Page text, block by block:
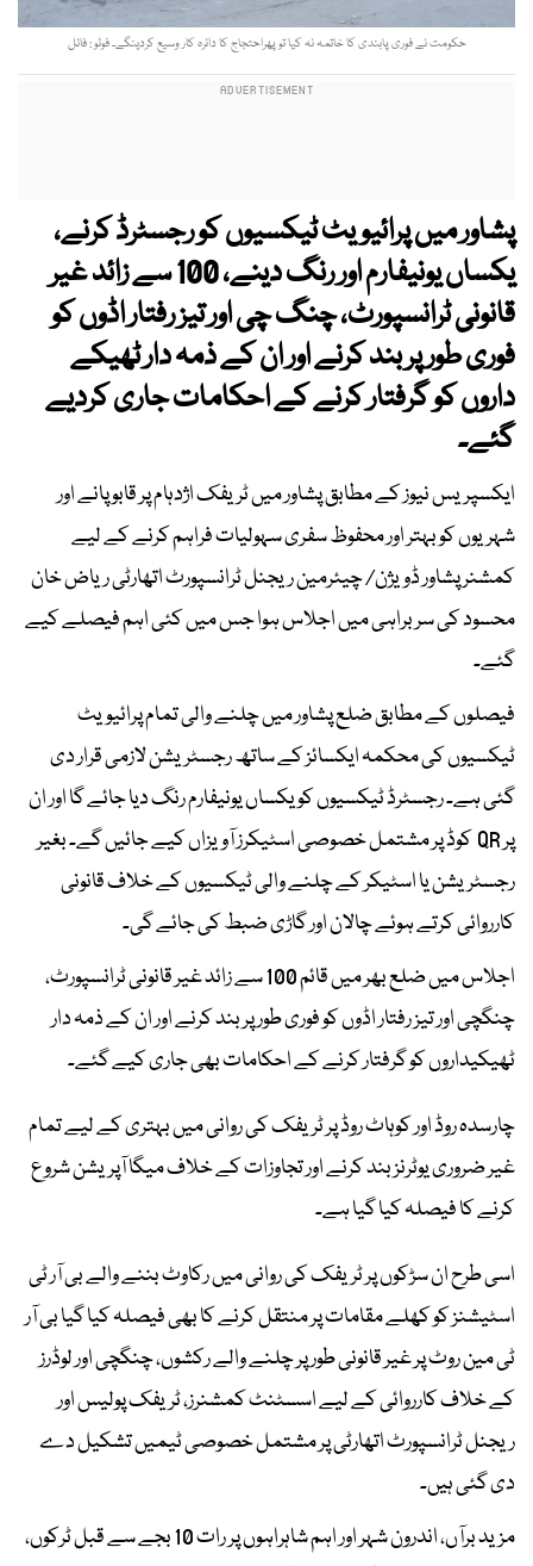
حکومت نے فوری پابندی کا خاتمہ نہ کیا تو پھراحتجاج کا دائرہ کار وسیع کردینگے۔ فوٹو : فائل
پشاور میں پرائیویٹ ٹیکسیوں کو رجسٹرڈ کرنے،
یکساں یونیفارم اور رنگ دینے، 100 سے زائد غیر
قانونی ٹرانسپورٹ، چنگ چی اور تیز رفتار اڈوں کو
فوری طور پر بند کرنے اور ان کے ذمہ دار ٹھیکے
داروں کو گرفتار کرنے کے احکامات جاری کردیے
گئے۔
ایکسپریس نیوز کے مطابق پشاور میں ٹریفک اژدہام پر قابو پانے اور
شہریوں کو بہتر اور محفوظ سفری سہولیات فراہم کرنے کے لیے
کمشنر پشاور ڈویژن/ چیئرمین ریجنل ٹرانسپورٹ اتھارٹی ریاض خان
محسود کی سربراہی میں اجلاس ہوا جس میں کئی اہم فیصلے کیے
گئے۔
فیصلوں کے مطابق ضلع پشاور میں چلنے والی تمام پرائیویٹ
ٹیکسیوں کی محکمہ ایکسائز کے ساتھ رجسٹریشن لازمی قرار دی
گئی ہے۔ رجسٹرڈ ٹیکسیوں کو یکساں یونیفارم رنگ دیا جائے گا اور ان
پر QR کوڈ پر مشتمل خصوصی اسٹیکرز آویزاں کیے جائیں گے۔ بغیر
رجسٹریشن یا اسٹیکر کے چلنے والی ٹیکسیوں کے خلاف قانونی
کارروائی کرتے ہوئے چالان اور گاڑی ضبط کی جائے گی۔
اجلاس میں ضلع بھر میں قائم 100 سے زائد غیر قانونی ٹرانسپورٹ،
چنگچی اور تیز رفتار اڈوں کو فوری طور پر بند کرنے اور ان کے ذمہ دار
ٹھیکیداروں کو گرفتار کرنے کے احکامات بھی جاری کیے گئے۔
چارسدہ روڈ اور کوہاٹ روڈ پر ٹریفک کی روانی میں بہتری کے لیے تمام
غیر ضروری یوٹرنز بند کرنے اور تجاوزات کے خلاف میگا آپریشن شروع
کرنے کا فیصلہ کیا گیا ہے۔
اسی طرح ان سڑکوں پر ٹریفک کی روانی میں رکاوٹ بننے والے بی آر ٹی
اسٹیشنز کو کھلے مقامات پر منتقل کرنے کا بھی فیصلہ کیا گیا بی آر
ٹی مین روٹ پر غیر قانونی طور پر چلنے والے رکشوں، چنگچی اور لوڈرز
کے خلاف کارروائی کے لیے اسسٹنٹ کمشنرز، ٹریفک پولیس اور
ریجنل ٹرانسپورٹ اتھارٹی پر مشتمل خصوصی ٹیمیں تشکیل دے
دی گئی ہیں۔
مزید برآں، اندرون شہر اور اہم شاہراہوں پر رات 10 بجے سے قبل ٹرکوں،